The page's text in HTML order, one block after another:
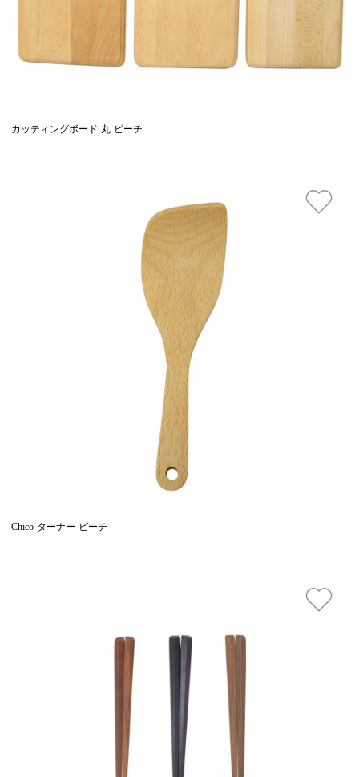
カッティングボード 丸 ビーチ
Chico ターナー ビーチ